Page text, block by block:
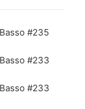
#235
#233
#233